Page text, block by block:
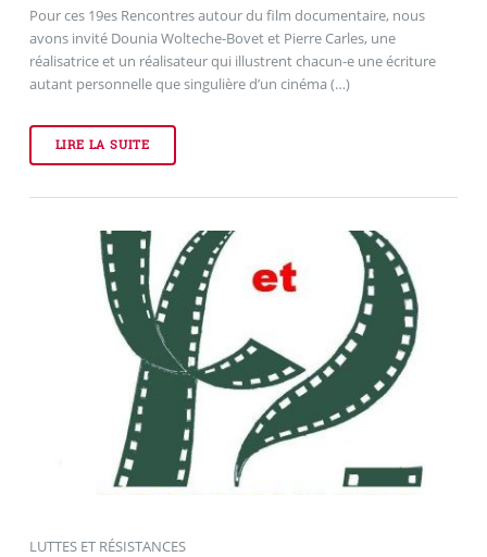
Pour ces 19es Rencontres autour du film documentaire, nous
avons invité Dounia Wolteche-Bovet et Pierre Carles, une
réalisatrice et un réalisateur qui illustrent chacun-e une écriture
autant personnelle que singulière d’un cinéma (…)
LIRE LA SUITE
LUTTES ET RÉSISTANCES